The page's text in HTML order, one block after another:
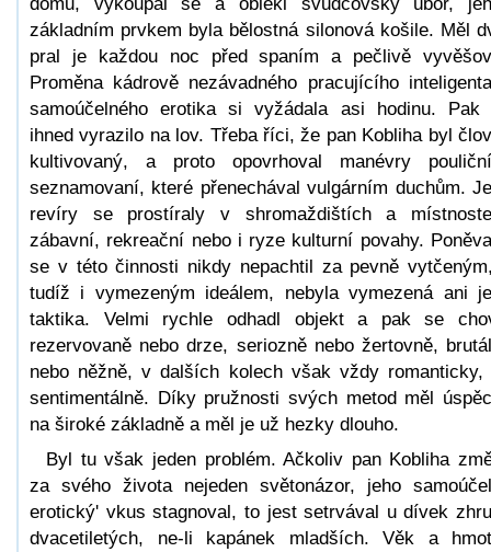
základním prvkem byla bělostná silonová košile. Měl
pral je každou noc před spaním a pečlivě
Proměna kádrově nezávadného pracujícího
samoúčelného erotika si vyžádala asi hodinu. Pak
ihned vyrazilo na lov. Třeba říci, že pan Kobliha byl
kultivovaný, a proto opovrhoval manévry
seznamovaní, které přenechával vulgárním duchům.
revíry se prostíraly v shromaždištích a
zábavní, rekreační nebo i ryze kulturní povahy.
se v této činnosti nikdy nepachtil za pevně
tudíž i vymezeným ideálem, nebyla vymezená ani
taktika. Velmi rychle odhadl objekt a pak se
rezervovaně nebo drze, seriozně nebo žertovně,
nebo něžně, v dalších kolech však vždy romanticky,
sentimentálně. Díky pružnosti svých metod měl
na široké základně a měl je už hezky dlouho.
Byl tu však jeden problém. Ačkoliv pan Kobliha
za svého života nejeden světonázor, jeho
erotický' vkus stagnoval, to jest setrvával u dívek
dvacetiletých, ne-li kapánek mladších. Věk a